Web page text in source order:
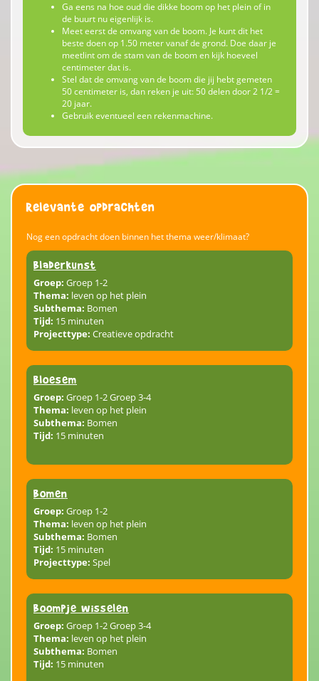
Ga eens na hoe oud die dikke boom op het plein of in
de buurt nu eigenlijk is.
Meet eerst de omvang van de boom. Je kunt dit het
beste doen op 1.50 meter vanaf de grond. Doe daar je
meetlint om de stam van de boom en kijk hoeveel
centimeter dat is.
Stel dat de omvang van de boom die jij hebt gemeten
50 centimeter is, dan reken je uit: 50 delen door 2 1/2 =
20 jaar.
Gebruik eventueel een rekenmachine.
Relevante opdrachten
Nog een opdracht doen binnen het thema weer/klimaat?
Bladerkunst
Groep: Groep 1-2
Thema: leven op het plein
Subthema: Bomen
Tijd: 15 minuten
Projecttype: Creatieve opdracht
Bloesem
Groep: Groep 1-2 Groep 3-4
Thema: leven op het plein
Subthema: Bomen
Tijd: 15 minuten
Bomen
Groep: Groep 1-2
Thema: leven op het plein
Subthema: Bomen
Tijd: 15 minuten
Projecttype: Spel
Boompje wisselen
Groep: Groep 1-2 Groep 3-4
Thema: leven op het plein
Subthema: Bomen
Tijd: 15 minuten